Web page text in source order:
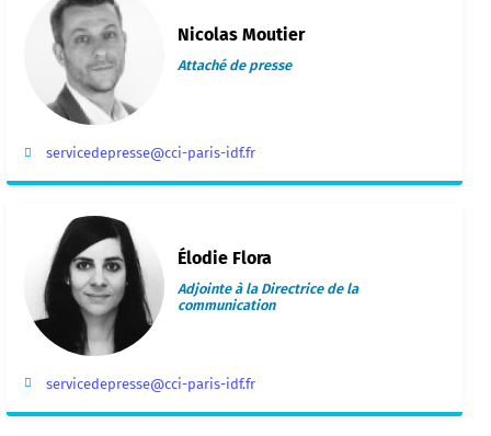
Nicolas Moutier
Attaché de presse
servicedepresse@cci-paris-idf.fr
Élodie Flora
Adjointe à la Directrice de la
communication
servicedepresse@cci-paris-idf.fr